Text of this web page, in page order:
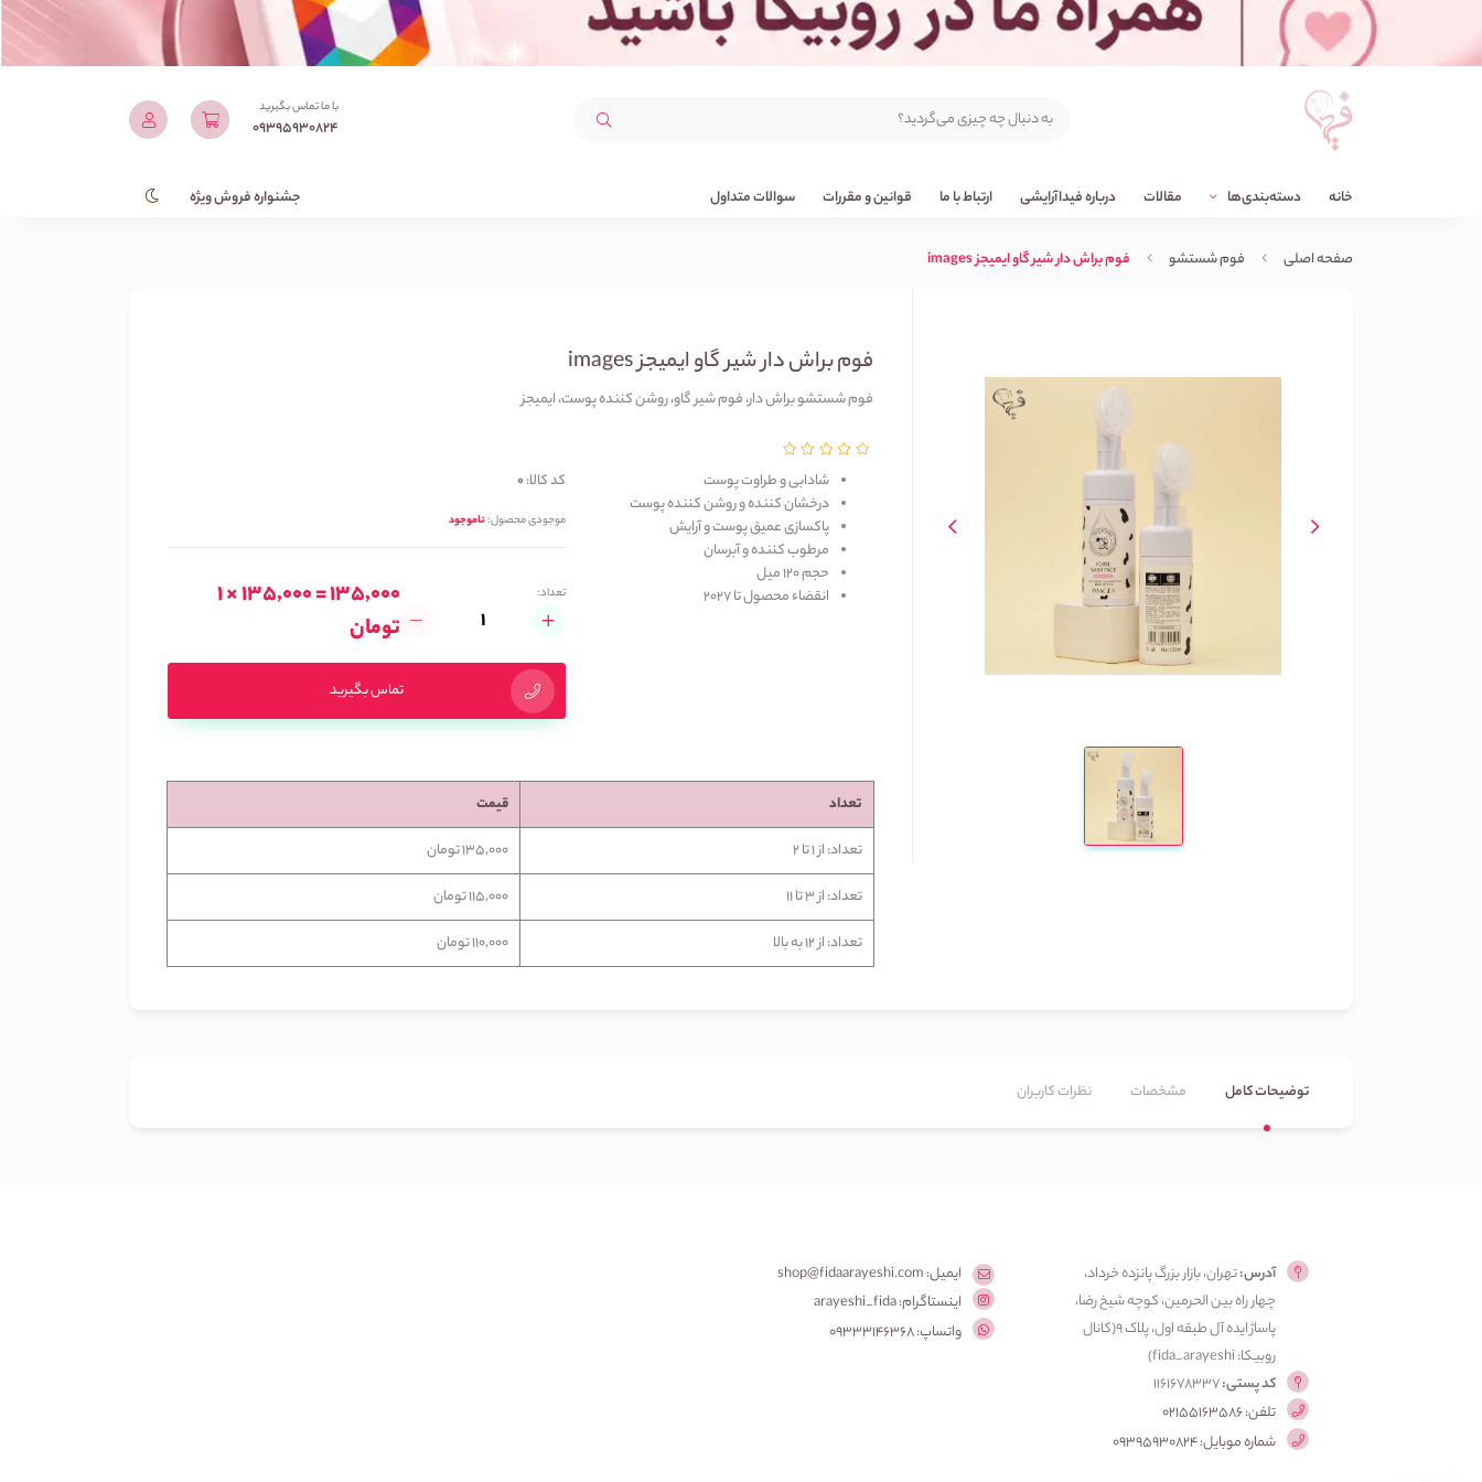
با ما تماس بگیرید
09395930824
خانه دسته‌بندی‌ها مقالات درباره فیداآرایشی ارتباط با ما قوانین و مقررات سوالات متداول جشنواره فروش ویژه
صفحه اصلی فوم شستشو فوم براش دار شیر گاو ایمیجز images
فوم براش دار شیر گاو ایمیجز images
فوم شستشو براش دار، فوم شیر گاو، روشن کننده پوست، ایمیجز
شادابی و طراوت پوست
درخشان کننده و روشن کننده پوست
پاکسازی عمیق پوست و آرایش
مرطوب کننده و آبرسان
حجم 120 میل
انقضاء محصول تا 2027
کد کالا:0
موجودی محصول:ناموجود
تعداد:
1 × 135,000 = 135,000
تومان
تماس بگیرید
تعداد
قیمت
تعداد: از 1 تا 2
135,000 تومان
تعداد: از 3 تا 11
115,000 تومان
تعداد: از 12 به بالا
110,000 تومان
توضیحات کامل مشخصات نظرات کاربران
آدرس:تهران، بازار بزرگ پانزده خرداد،
چهار راه بین الحرمین، کوچه شیخ رضا،
پاساژ ایده آل طبقه اول، پلاک ۹(کانال
روبیکا: fida_arayeshi)
کد پستی:1161678337
تلفن: 02155163586
شماره موبایل: 09395930824
ایمیل: shop@fidaarayeshi.com
اینستاگرام: arayeshi_fida
واتساپ: 09333146368